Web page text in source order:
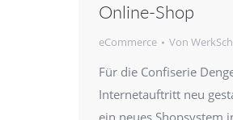
Online-Shop
eCommerce Von
Für die Confiserie
Internetauftritt neu